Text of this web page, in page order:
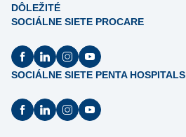
DÔLEŽITÉ
SOCIÁLNE SIETE PROCARE
SOCIÁLNE SIETE PENTA HOSPITALS